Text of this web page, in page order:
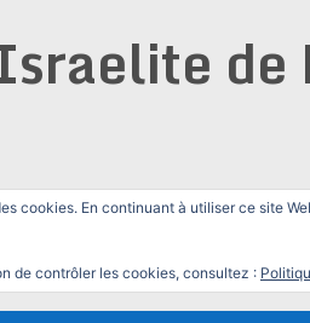
de
cookies. En continuant à utiliser ce site
de contrôler les cookies, consultez :